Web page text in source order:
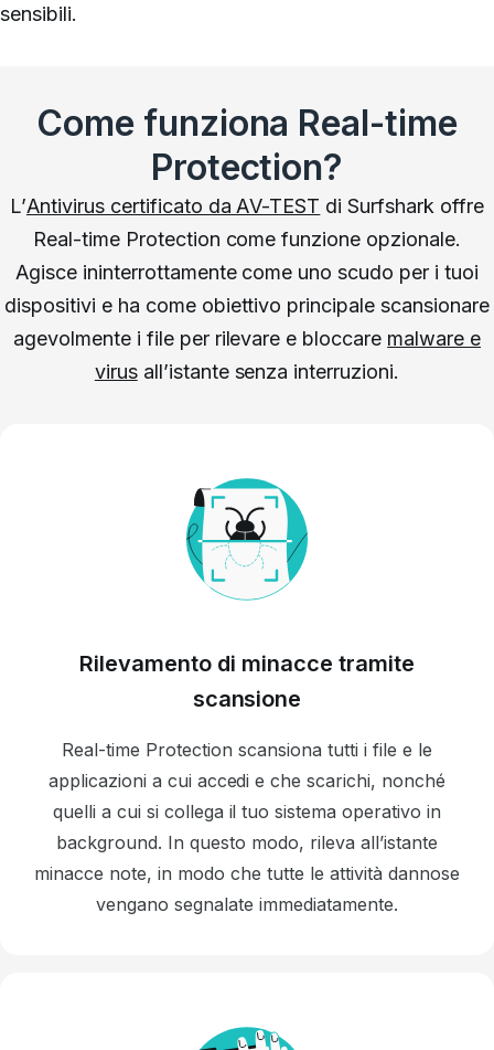
sensibili.
Come funziona Real-time
Protection?
L’Antivirus certificato da AV-TEST di Surfshark offre
Real-time Protection come funzione opzionale.
Agisce ininterrottamente come uno scudo per i tuoi
dispositivi e ha come obiettivo principale scansionare
agevolmente i file per rilevare e bloccare malware e
virusall’istante senza interruzioni.
Rilevamento di minacce tramite
scansione
Real-time Protection scansiona tutti i file e le
applicazioni a cui accedi e che scarichi, nonché
quelli a cui si collega il tuo sistema operativo in
background. In questo modo, rileva all’istante
minacce note, in modo che tutte le attività dannose
vengano segnalate immediatamente.